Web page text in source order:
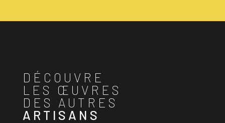
DÉCOUVRE
LES ŒUVRES
DES AUTRES
ARTISANS